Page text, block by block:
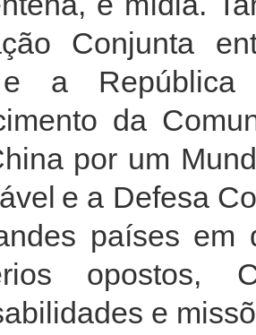
Conjunta
a
da
por um
e a Defesa
países em
opostos,
e